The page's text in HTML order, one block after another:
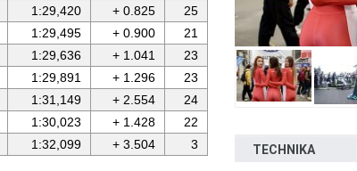
1:29,420 + 0.825
25
1:29,495 + 0.900
21
1:29,636 + 1.041
23
1:29,891 + 1.296
23
1:31,149 + 2.554
24
1:30,023 + 1.428
22
1:32,099 + 3.504 3 TECHNIKA